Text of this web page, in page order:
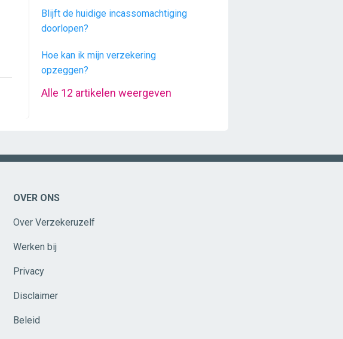
Blijft de huidige incassomachtiging
doorlopen?
Hoe kan ik mijn verzekering
opzeggen?
Alle 12 artikelen weergeven
OVER ONS
Over Verzekeruzelf
Werken bij
Privacy
Disclaimer
Beleid